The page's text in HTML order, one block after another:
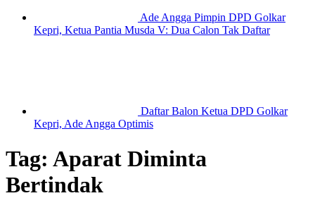
Ade Angga Pimpin DPD Golkar
Kepri, Ketua Pantia Musda V: Dua Calon Tak Daftar
Daftar Balon Ketua DPD Golkar
Kepri, Ade Angga Optimis
Tag: Aparat Diminta
Bertindak